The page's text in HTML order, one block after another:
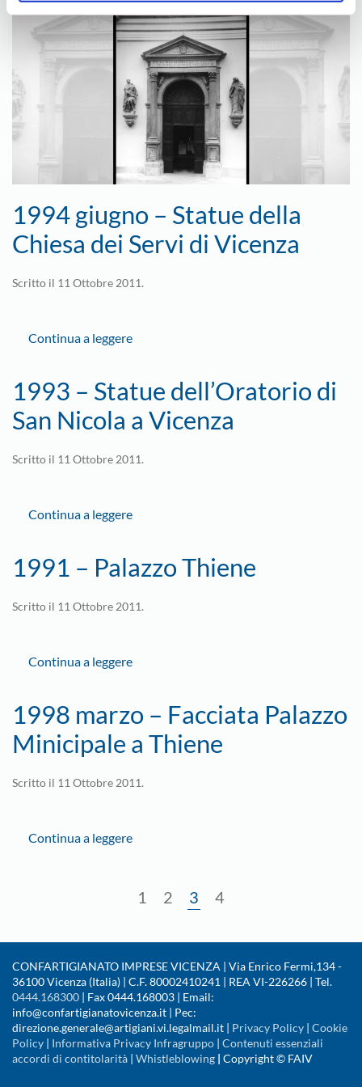
1994 giugno – Statue della
Chiesa dei Servi di Vicenza
Scritto il 11 Ottobre 2011.
Continua a leggere
1993 – Statue dell’Oratorio di
San Nicola a Vicenza
Scritto il 11 Ottobre 2011.
Continua a leggere
1991 – Palazzo Thiene
Scritto il 11 Ottobre 2011.
Continua a leggere
1998 marzo – Facciata Palazzo
Minicipale a Thiene
Scritto il 11 Ottobre 2011.
Continua a leggere
1 2 3 4
CONFARTIGIANATO IMPRESE VICENZA | Via Enrico Fermi,134 -
36100 Vicenza (Italia) | C.F. 80002410241 | REA VI-226266 | Tel.
0444.168300 | Fax 0444.168003 | Email:
info@confartigianatovicenza.it | Pec:
direzione.generale@artigiani.vi.legalmail.it | Privacy Policy | Cookie
Policy | Informativa Privacy Infragruppo | Contenuti essenziali
accordi di contitolarità | Whistleblowing | Copyright © FAIV